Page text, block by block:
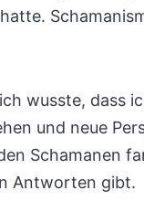
wusste, dass
und neue
Schamanen
Antworten gibt.